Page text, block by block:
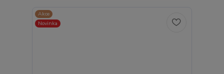
Akce
Novinka